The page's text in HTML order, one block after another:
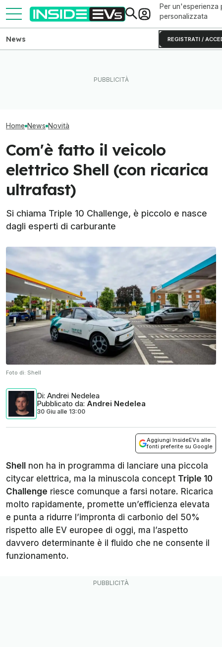
Per un'esperienza
personalizzata
REGISTRATI /
News
Home News Novità
Com'è fatto il veicolo
elettrico Shell (con ricarica
ultrafast)
Si chiama Triple 10 Challenge, è piccolo e nasce
dagli esperti di carburante
Foto di: Shell
Di: Andrei Nedelea
Pubblicato da: Andrei Nedelea
30 Giu alle 13:00
Aggiungi InsideEVs alle
fonti preferite su Google
Shell
non ha in programma di lanciare una piccola
citycar elettrica, ma la minuscola concept Triple 10
Challenge riesce comunque a farsi notare. Ricarica
molto rapidamente, promette un’efficienza elevata
e punta a ridurre l’impronta di carbonio del 50%
rispetto alle EV europee di oggi, ma l’aspetto
davvero determinante è il fluido che ne consente il
funzionamento.